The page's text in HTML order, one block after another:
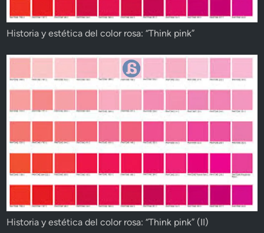
Historia y estética del color rosa: “Think pink”
Historia y estética del color rosa: “Think pink” (II)